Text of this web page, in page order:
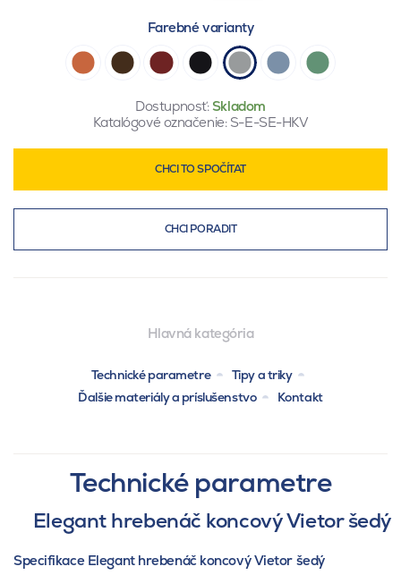
Farebné varianty
Dostupnosť:Skladom
Katalógové označenie: S-E-SE-HKV
CHCI TO SPOČÍTAT
CHCI PORADIT
Hlavná kategória
Technické parametre
Tipy a triky
Ďalšie materiály a príslušenstvo
Kontakt
Technické parametre
Elegant hrebenáč koncový Vietor šedý
Specifikace Elegant hrebenáč koncový Vietor šedý